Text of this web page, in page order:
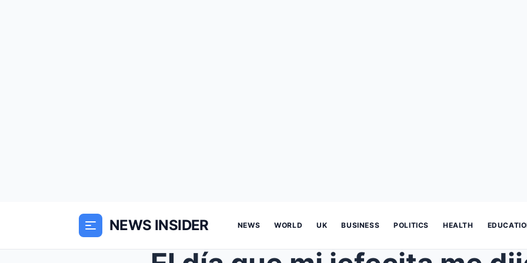
NEWS INSIDER NEWS WORLD UK BUSINESS POLITICS HEALTH